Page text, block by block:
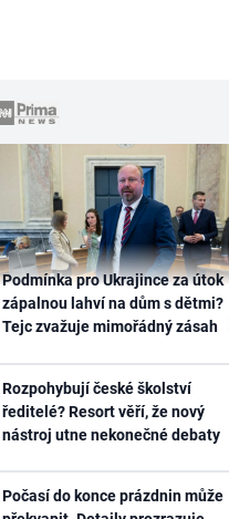
Podmínka pro Ukrajince za útok
zápalnou lahví na dům s dětmi?
Tejc zvažuje mimořádný zásah
Rozpohybují české školství
ředitelé? Resort věří, že nový
nástroj utne nekonečné debaty
Počasí do konce prázdnin může